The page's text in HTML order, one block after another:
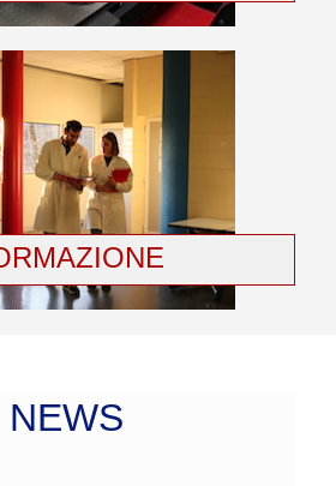
NEWS